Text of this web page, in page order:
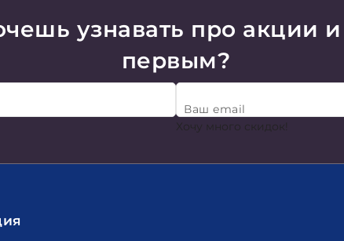
узнавать про акции
первым?
Ваш email
Хочу много скидок!